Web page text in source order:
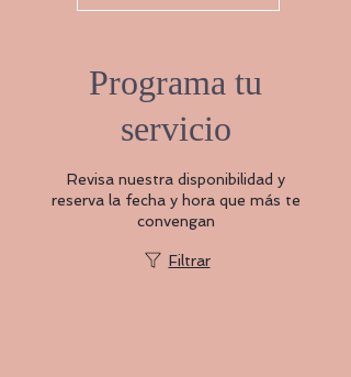
Programa tu
servicio
Revisa nuestra disponibilidad y
reserva la fecha y hora que más te
convengan
Filtrar